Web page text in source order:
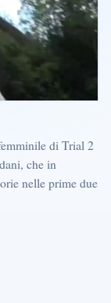
di Trial 2
che in
nelle prime due